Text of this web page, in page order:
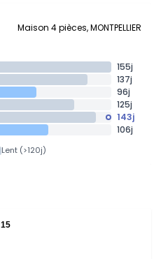
Maison 4 pièces, MONTPELLIER
155j
137j
96j
125j
143j
106j
Lent (>120j)
15